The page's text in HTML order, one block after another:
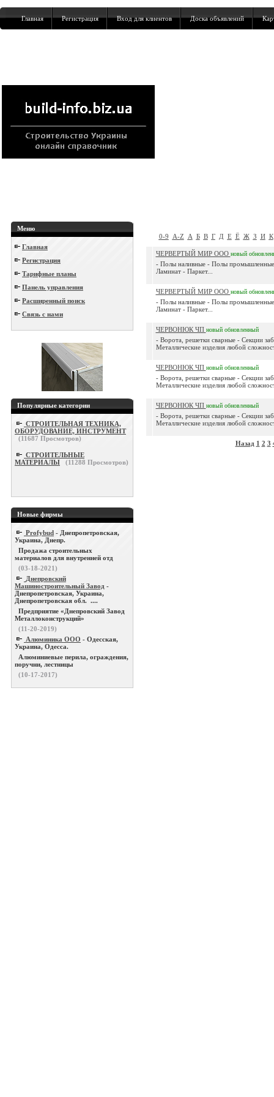
Главная Регистрация Вход для клиентов Доска объявлений
Меню
Главная
Регистрация
Тарифные планы
Панель управления
Расширенный поиск
Связь с нами
Популярные категории
СТРОИТЕЛЬНАЯ ТЕХНИКА,
ОБОРУДОВАНИЕ, ИНСТРУМЕНТ
(11687 Просмотров)
СТРОИТЕЛЬНЫЕ
МАТЕРИАЛЫ
(11288 Просмотров)
Новые фирмы
Profybud - Днепропетровская,
Украина, Днепр.
Продажа строительных
материалов для внутренней отд
(03-18-2021)
Днепровский
Машиностроительный Завод -
Днепропетровская, Украина,
Днепропетровская обл. ....
Предприятие «Днепровский Завод
Металлоконструкций»
(11-20-2019)
Алюминика ООО - Одесская,
Украина, Одесса.
Алюминиевые перила, ограждения,
поручни, лестницы
(10-17-2017)
0-9 A-Z А Б В Г Д Е Ё Ж З И К
ЧЕРВЕРТЫЙ МИР ООО новый
- Полы наливные - Полы
Ламинат - Паркет...
ЧЕРВЕРТЫЙ МИР ООО новый
- Полы наливные - Полы
Ламинат - Паркет...
ЧЕРВОНЮК ЧП новый обновленный
- Ворота, решетки сварные - Секции
Металлические изделия любой
ЧЕРВОНЮК ЧП новый обновленный
- Ворота, решетки сварные - Секции
Металлические изделия любой
ЧЕРВОНЮК ЧП новый обновленный
- Ворота, решетки сварные - Секции
Металлические изделия любой
Назад 1 2 3